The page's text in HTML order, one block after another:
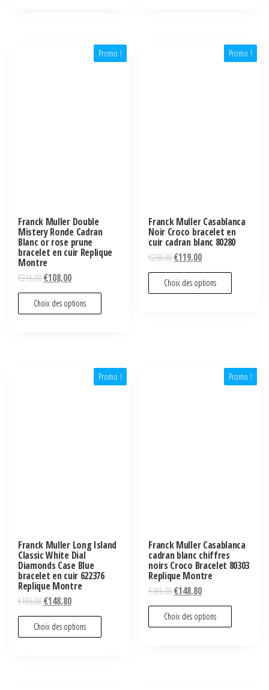
Promo !
Franck Muller Double
Mistery Ronde Cadran
Blanc or rose prune
bracelet en cuir Replique
Montre
€216,00€108,00
Choix des options
Promo !
Franck Muller Casablanca
Noir Croco bracelet en
cuir cadran blanc 80280
€238,00€119,00
Choix des options
Promo !
Franck Muller Long Island
Classic White Dial
Diamonds Case Blue
bracelet en cuir 622376
Replique Montre
€186,00€148,80
Choix des options
Promo !
Franck Muller Casablanca
cadran blanc chiffres
noirs Croco Bracelet 80303
Replique Montre
€186,00€148,80
Choix des options